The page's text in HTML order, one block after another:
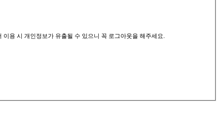
용 시 개인정보가 유출될 수 있으니 꼭 로그아웃을 해주세요.